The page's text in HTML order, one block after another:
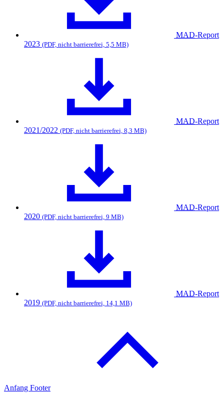
MAD-Report
2023 (PDF, nicht barrierefrei, 5,5 MB)
MAD-Report
2021/2022 (PDF, nicht barrierefrei, 8,3 MB)
MAD-Report
2020 (PDF, nicht barrierefrei, 9 MB)
MAD-Report
2019 (PDF, nicht barrierefrei, 14,1 MB)
Anfang Footer